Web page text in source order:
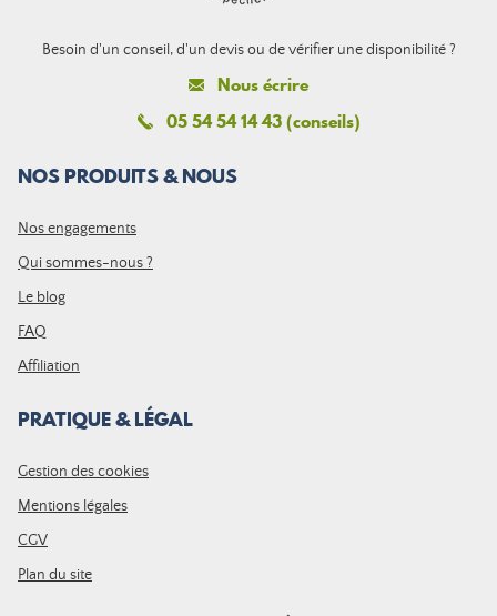
Besoin d'un conseil, d'un devis ou de vérifier une disponibilité ?
Nous écrire
05 54 54 14 43 (conseils)
NOS PRODUITS & NOUS
Nos engagements
Qui sommes-nous ?
Le blog
FAQ
Affiliation
PRATIQUE & LÉGAL
Gestion des cookies
Mentions légales
CGV
Plan du site